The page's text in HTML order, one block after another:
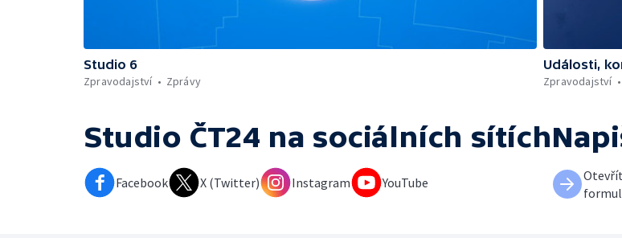
Studio 6
Zpravodajství
Zprávy
Události,
Zpravodajství
Studio ČT24 na sociálních sítích
Facebook X (Twitter) Instagram YouTube